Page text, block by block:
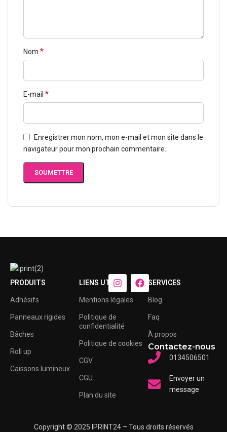
Nom*
E-mail*
Enregistrer mon nom, mon e-mail et mon site dans le
navigateur pour mon prochain commentaire.
PRODUITS
Adhésifs
Panneaux rigides
Bâches
Roll up
Caissons lumineux
LIENS UTILES
Mentions légales
Politique de
confidentialité
Politique de cookies
CGV
CGU
Plan du site
SERVICES
Blog
Faq
À propos
Contactez-nous
0134506501
Envoyer un
message
Copyright © 2025 IPRINT24 – Tous droits réservés